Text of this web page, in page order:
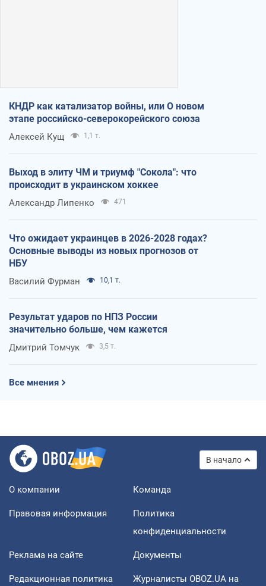
КНДР как катализатор войны, или О новом
этапе российско-северокорейского союза
Алексей Кущ 1,1 т.
Выход в элиту ЧМ и триумф "Сокола": что
происходит в украинском хоккее
Александр Липенко 471
Что ожидает украинцев в 2026-2028 годах?
Основные выводы из новых прогнозов от
НБУ
Василий Фурман 10,1 т.
Результат ударов по НПЗ России
значительно больше, чем кажется
Дмитрий Томчук 3,5 т.
Все мнения
В начало
О компании Команда
Правовая информация
Политика
конфиденциальности
Реклама на сайте Документы
Редакционная политика
Журналисты OBOZ.UA на